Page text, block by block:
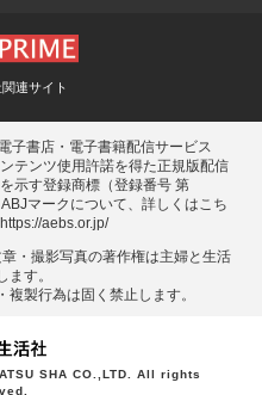
連サイト
子書店・電子書籍配信サービス
テンツ使用許諾を得た正規版配信
示す登録商標（登録番号 第
マークについて、詳しくはこち
https://aebs.or.jp/
・撮影写真の著作権は主婦と⽣活
ます。
製⾏為は固く禁⽌します。
SHA CO.,LTD. All rights